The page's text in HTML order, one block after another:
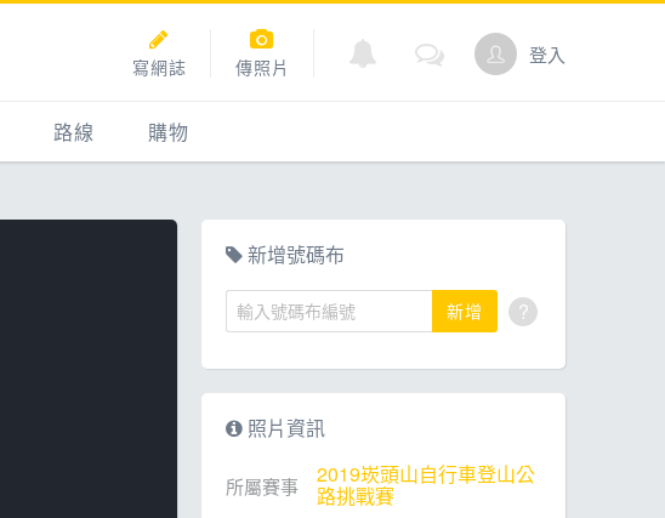
寫網誌 傳照片 登入
路線 購物
點數商城
新增號碼布
新增 ?
照片資訊
所屬賽事 2019崁頭山自行車登山公
路挑戰賽